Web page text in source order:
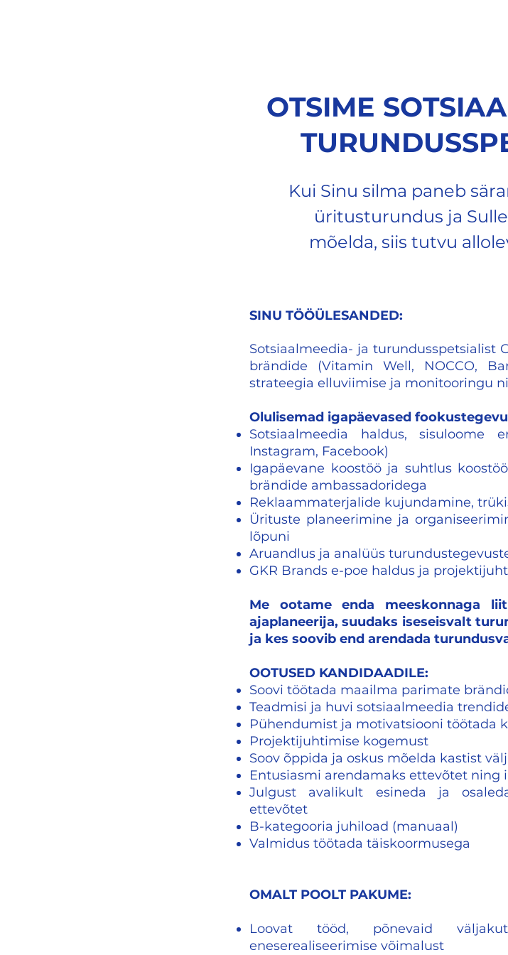
OTSIME
Kui Sinu silma paneb
üritusturundus ja
mõelda, siis tutvu
SINU TÖÖÜLESANDED:
Sotsiaalmeedia- ja turundusspetsialist
brändide (Vitamin Well, NOCCO,
strateegia elluviimise ja monitooringu
Olulisemad igapäevased
Sotsiaalmeedia haldus, sisuloome
Instagram, Facebook)
Igapäevane koostöö ja suhtlus
brändide ambassadoridega
Reklaammaterjalide kujundamine,
Ürituste planeerimine ja
lõpuni
Aruandlus ja analüüs
GKR Brands e-poe haldus ja
Me ootame enda meeskonnaga
ajaplaneerija, suudaks iseseisvalt
ja kes soovib end arendada
OOTUSED KANDIDAADILE:
Soovi töötada maailma parimate
Teadmisi ja huvi sotsiaalmeedia
Pühendumist ja motivatsiooni töötada
Projektijuhtimise kogemust
Soov õppida ja oskus mõelda kastist
Entusiasmi arendamaks ettevõtet ning
Julgust avalikult esineda ja
ettevõtet
B-kategooria juhiload (manuaal)
Valmidus töötada täiskoormusega
OMALT POOLT PAKUME:
Loovat tööd, põnevaid
eneserealiseerimise võimalust